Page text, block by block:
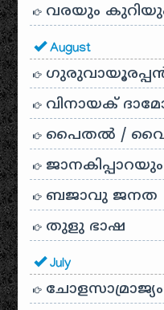
വരയും
August
വിനായക്
പൈതൽ /
ബജാവു ജനത
തുളു ഭാഷ
July
ചോളസാമ്രാജ്യം